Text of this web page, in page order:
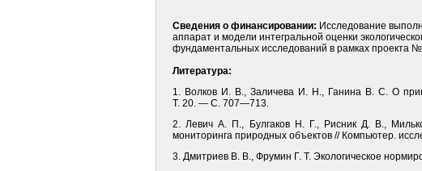
Сведения о финансировании: Исследование
аппарат и модели интегральной оценки
фундаментальных исследований в рамках проекта
Литература:
1. Волков И. В., Заличева И. Н., Ганина В. С. О
Т. 20. — С. 707—713.
2. Левич А. П., Булгаков Н. Г., Рисник Д. В.,
мониторинга природных объектов // Компьютер.
3. Дмитриев В. В., Фрумин Г. Т. Экологическое